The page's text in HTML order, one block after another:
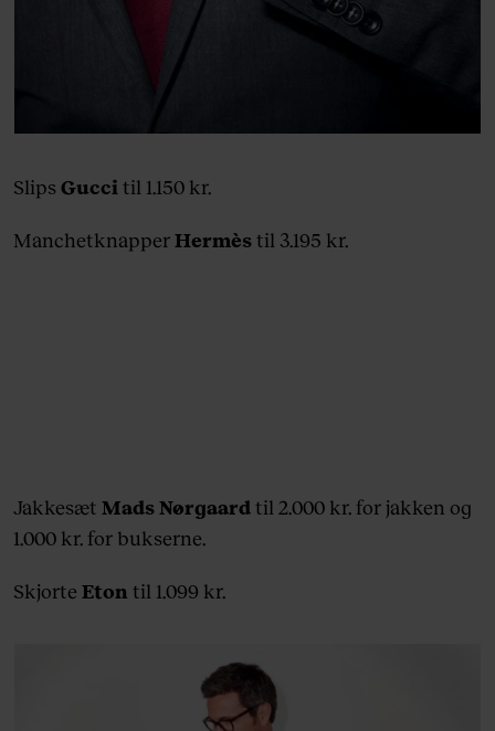
Slips Gucci til 1.150 kr.
ManchetknapperHermèstil 3.195 kr.
Jakkesæt Mads Nørgaardtil 2.000 kr. for jakken og
1.000 kr. for bukserne.
Skjorte Eton til 1.099 kr.